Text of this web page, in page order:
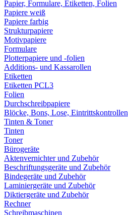
Papier, Formulare, Etiketten, Folien
Papiere weiß
Papiere farbig
Strukturpapiere
Motivpapiere
Formulare
Plotterpapiere und -folien
Additions- und Kassarollen
Etiketten
Etiketten PCL3
Folien
Durchschreibpapiere
Blöcke, Bons, Lose, Eintrittskontrollen
Tinten & Toner
Tinten
Toner
Bürogeräte
Aktenvernichter und Zubehör
Beschriftungsgeräte und Zubehör
Bindegeräte und Zubehör
Laminiergeräte und Zubehör
Diktiergeräte und Zubehör
Rechner
Schreibmaschinen